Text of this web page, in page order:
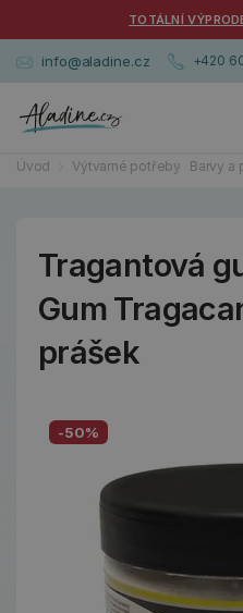
TOTÁLNÍ
info@aladine.cz +420
Úvod Výtvarné potřeby Barvy a
Tragantová
Gum
prášek
-50%